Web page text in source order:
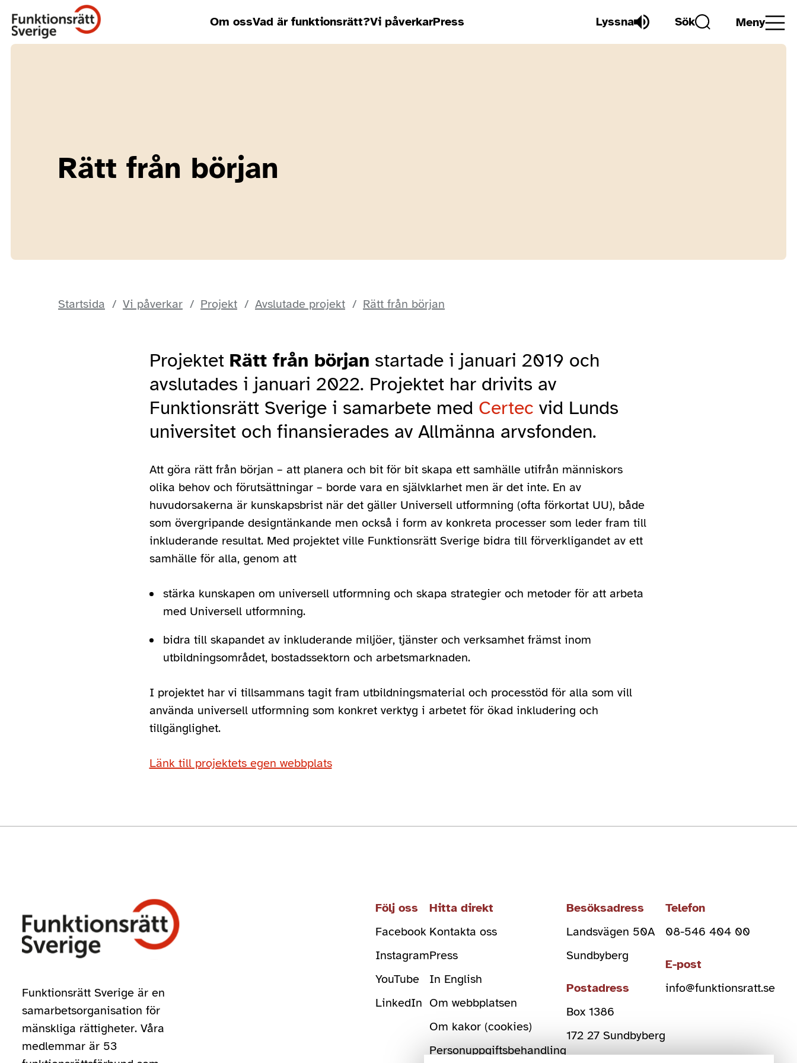
Om ossVad är funktionsrätt?Vi påverkarPress Lyssna Sök Meny
Rätt från början
Startsida Vi påverkar Projekt Avslutade projekt Rätt från början
Projektet Rätt från början startade i januari 2019 och
avslutades i januari 2022. Projektet har drivits av
Funktionsrätt Sverige i samarbete med Certec vid Lunds
universitet och finansierades av Allmänna arvsfonden.
Att göra rätt från början – att planera och bit för bit skapa ett samhälle utifrån människors
olika behov och förutsättningar – borde vara en självklarhet men är det inte. En av
huvudorsakerna är kunskapsbrist när det gäller Universell utformning (ofta förkortat UU), både
som övergripande designtänkande men också i form av konkreta processer som leder fram till
inkluderande resultat. Med projektet ville Funktionsrätt Sverige bidra till förverkligandet av ett
samhälle för alla, genom att
stärka kunskapen om universell utformning och skapa strategier och metoder för att arbeta
med Universell utformning.
bidra till skapandet av inkluderande miljöer, tjänster och verksamhet främst inom
utbildningsområdet, bostadssektorn och arbetsmarknaden.
I projektet har vi tillsammans tagit fram utbildningsmaterial och processtöd för alla som vill
använda universell utformning som konkret verktyg i arbetet för ökad inkludering och
tillgänglighet.
Länk till projektets egen webbplats
Funktionsrätt Sverige är en
samarbetsorganisation för
mänskliga rättigheter. Våra
medlemmar är 53
Följ oss
Facebook
Instagram
YouTube
LinkedIn
Hitta direkt
Kontakta oss
Press
In English
Om webbplatsen
Om kakor (cookies)
Personuppgiftsbehandling
Besöksadress
Landsvägen 50A
Sundbyberg
Postadress
Box 1386
172 27 Sundbyberg
Telefon
08-546 404 00
E-post
info@funktionsratt.se